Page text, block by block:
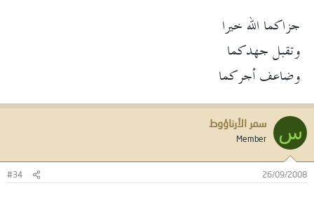
جزاكما الله خيرا
وتقبل جهدكما
وضاعف أجركما
س سمر الأرناؤوط
Member
26/09/2008
#34